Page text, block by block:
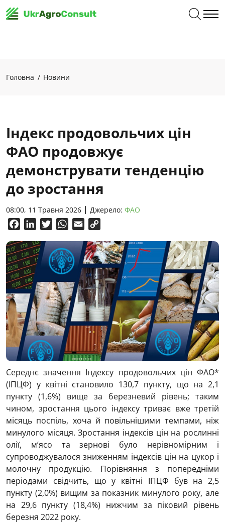
Головна Новини
Індекс продовольчих цін
ФАО продовжує
демонструвати тенденцію
до зростання
08:00, 11 Травня 2026 Джерело: ФАО
FacebookLinkedInTwitterWhatsApp
Email
Середнє значення Індексу продовольчих цін ФАО*
(ІПЦФ) у квітні становило 130,7 пункту, що на 2,1
пункту (1,6%) вище за березневий рівень; таким
чином, зростання цього індексу триває вже третій
місяць поспіль, хоча й повільнішими темпами, ніж
минулого місяця. Зростання індексів цін на рослинні
олії, м’ясо та зернові було нерівномірним і
супроводжувалося зниженням індексів цін на цукор і
молочну продукцію. Порівняння з попередніми
періодами свідчить, що у квітні ІПЦФ був на 2,5
пункту (2,0%) вищим за показник минулого року, але
на 29,6 пункту (18,4%) нижчим за піковий рівень
березня 2022 року.